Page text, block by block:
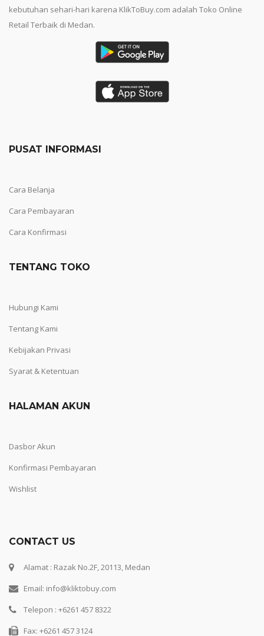
kebutuhan sehari-hari karena KlikToBuy.com adalah Toko Online
Retail Terbaik di Medan.
PUSAT INFORMASI
Cara Belanja
Cara Pembayaran
Cara Konfirmasi
TENTANG TOKO
Hubungi Kami
Tentang Kami
Kebijakan Privasi
Syarat & Ketentuan
HALAMAN AKUN
Dasbor Akun
Konfirmasi Pembayaran
Wishlist
CONTACT US
Alamat : Razak No.2F, 20113, Medan
Email: info@kliktobuy.com
Telepon : +6261 457 8322
Fax: +6261 457 3124